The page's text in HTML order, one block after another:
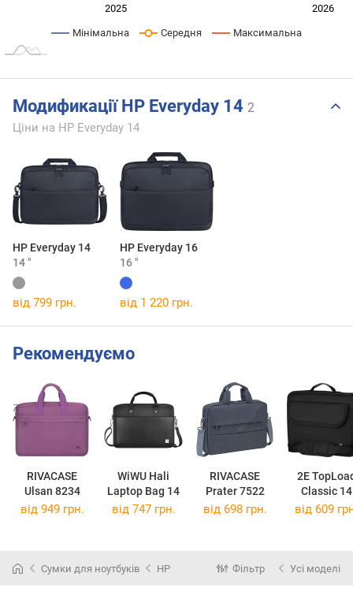
2026
2025
Мінімальна Середня Максимальна
Модификації HP Everyday 14 2
Ціни на HP Everyday 14
HP Everyday 14
14 "
HP Everyday 16
16 "
від 799 грн. від 1 220 грн.
Рекомендуємо
RIVACASE
Ulsan 8234
WiWU Hali
Laptop Bag 14
RIVACASE
Prater 7522
2E
Classic 14
від 949 грн. від 747 грн. від 698 грн. від 609
Сумки для ноутбуків HP Фільтр Усі моделі